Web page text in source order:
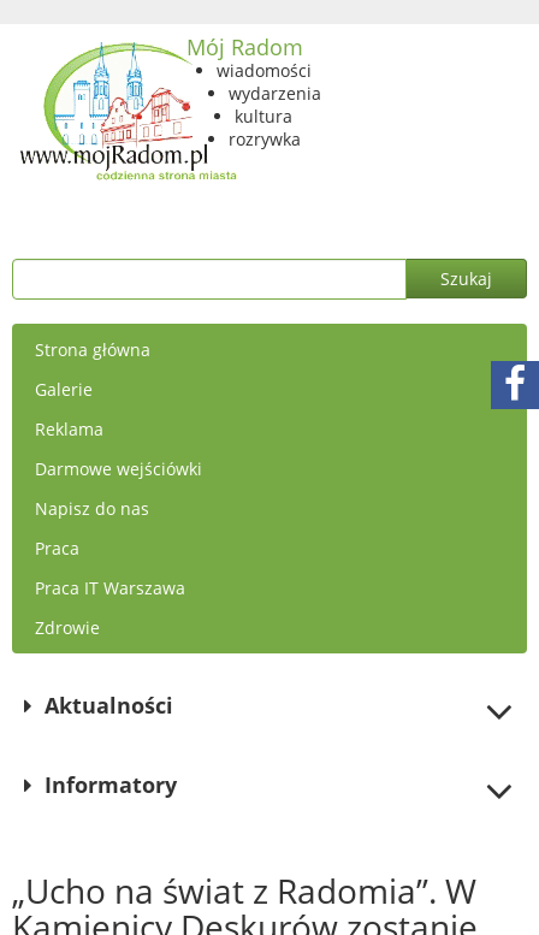
Mój Radom
wiadomości
wydarzenia
kultura
rozrywka
Strona główna
Galerie
Reklama
Darmowe wejściówki
Napisz do nas
Praca
Praca IT Warszawa
Zdrowie
Aktualności
Informatory
„Ucho na świat z Radomia”. W